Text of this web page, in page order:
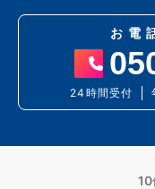
お電
24時間受付
10